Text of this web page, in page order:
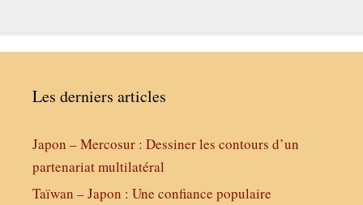
Les derniers articles
Japon – Mercosur : Dessiner les contours d’un
partenariat multilatéral
Taïwan – Japon : Une confiance populaire